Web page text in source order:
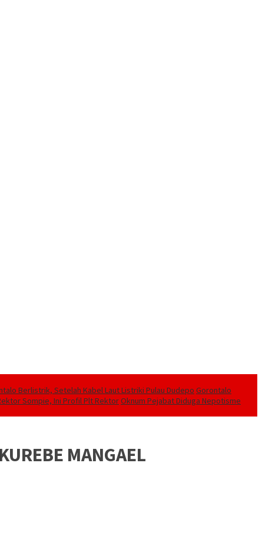
Berlistrik, Setelah Kabel Laut Listriki Pulau Dudepo Gorontalo
Sompie, Ini Profil Plt RektorOknum Pejabat Diduga Nepotisme
MANGAEL